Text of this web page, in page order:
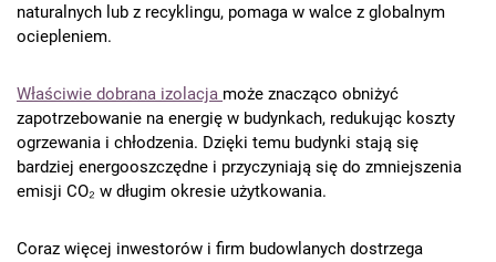
naturalnych lub z recyklingu, pomaga w walce z globalnym
ociepleniem.
Właściwie dobrana izolacja może znacząco obniżyć
zapotrzebowanie na energię w budynkach, redukując koszty
ogrzewania i chłodzenia. Dzięki temu budynki stają się
bardziej energooszczędne i przyczyniają się do zmniejszenia
emisji CO₂ w długim okresie użytkowania.
Coraz więcej inwestorów i firm budowlanych dostrzega